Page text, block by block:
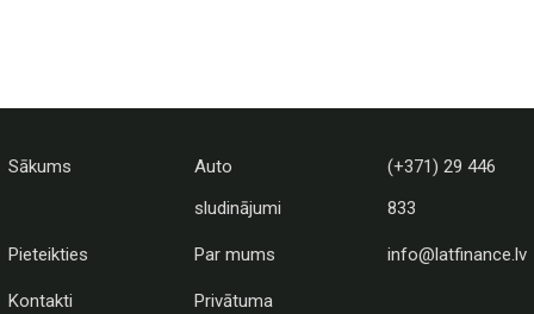
Sākums
Auto
sludinājumi
(+371) 29 446
833
Pieteikties Par mums info@latfinance.lv
Kontakti
Privātuma